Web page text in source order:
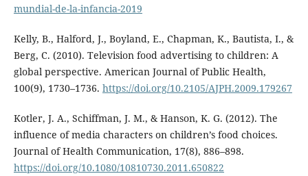
mundial-de-la-infancia-2019
Kelly, B., Halford, J., Boyland, E., Chapman, K., Bautista, I., &
Berg, C. (2010). Television food advertising to children: A
global perspective. American Journal of Public Health,
100(9), 1730–1736. https://doi.org/10.2105/AJPH.2009.179267
Kotler, J. A., Schiffman, J. M., & Hanson, K. G. (2012). The
influence of media characters on children’s food choices.
Journal of Health Communication, 17(8), 886–898.
https://doi.org/10.1080/10810730.2011.650822